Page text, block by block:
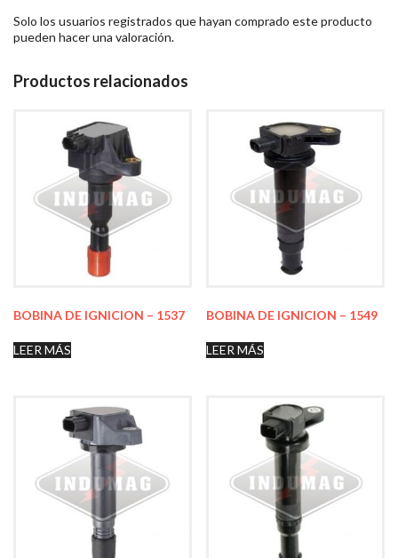
Solo los usuarios registrados que hayan comprado este producto
pueden hacer una valoración.
Productos relacionados
BOBINA DE IGNICION – 1537
LEER MÁS
BOBINA DE IGNICION – 1549
LEER MÁS